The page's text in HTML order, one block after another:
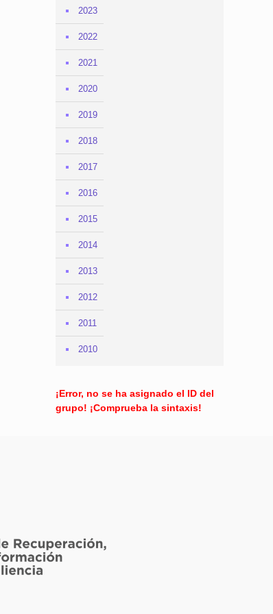
2023
2022
2021
2020
2019
2018
2017
2016
2015
2014
2013
2012
2011
2010
¡Error, no se ha asignado el ID del
grupo! ¡Comprueba la sintaxis!